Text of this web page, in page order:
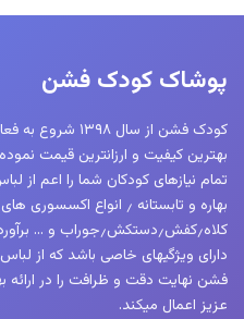
پوشاک کودک فشن
کودک فشن از سال
بهترین کیفیت و ارزانترین قیمت
بهاره و تابستانه ٫ انواع
دارای ویژگیهای خاصی باشد که از
فشن نهایت دقت و ظرافت را در ارائه
عزیز اعمال میکند.